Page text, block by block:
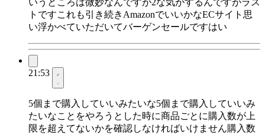
いうところは微妙なんですが2な気がするんですがラス
トですこれも引き続きAmazonでいいかなECサイト思
い浮かべていただいてバーゲンセールですはい
21:53
5個まで購入していいみたいな5個まで購入していいみ
たいなことをやろうとした時に商品ごとに購入数が上
限を超えてないかを確認しなければいけません購入数